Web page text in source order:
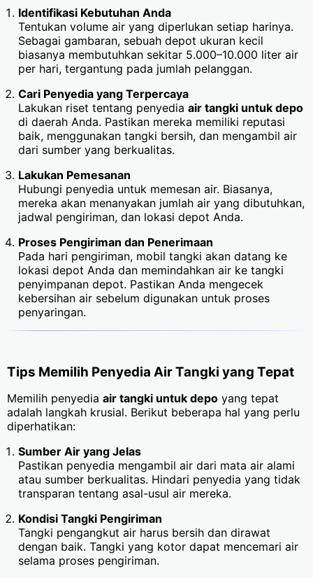
Identifikasi Kebutuhan Anda
Tentukan volume air yang diperlukan setiap harinya.
Sebagai gambaran, sebuah depot ukuran kecil
biasanya membutuhkan sekitar 5.000–10.000 liter air
per hari, tergantung pada jumlah pelanggan.
Cari Penyedia yang Terpercaya
Lakukan riset tentang penyedia air tangki untuk depo
di daerah Anda. Pastikan mereka memiliki reputasi
baik, menggunakan tangki bersih, dan mengambil air
dari sumber yang berkualitas.
Lakukan Pemesanan
Hubungi penyedia untuk memesan air. Biasanya,
mereka akan menanyakan jumlah air yang dibutuhkan,
jadwal pengiriman, dan lokasi depot Anda.
Proses Pengiriman dan Penerimaan
Pada hari pengiriman, mobil tangki akan datang ke
lokasi depot Anda dan memindahkan air ke tangki
penyimpanan depot. Pastikan Anda mengecek
kebersihan air sebelum digunakan untuk proses
penyaringan.
Tips Memilih Penyedia Air Tangki yang Tepat
Memilih penyedia air tangki untuk depo yang tepat
adalah langkah krusial. Berikut beberapa hal yang perlu
diperhatikan:
Sumber Air yang Jelas
Pastikan penyedia mengambil air dari mata air alami
atau sumber berkualitas. Hindari penyedia yang tidak
transparan tentang asal-usul air mereka.
Kondisi Tangki Pengiriman
Tangki pengangkut air harus bersih dan dirawat
dengan baik. Tangki yang kotor dapat mencemari air
selama proses pengiriman.